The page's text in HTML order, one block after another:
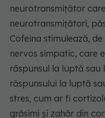
neurotransmițător
neurotransmițători,
Cofeina stimulează,
nervos simpatic, care
răspunsul la luptă sau
răspunsului la luptă
stres, cum ar fi
grăsimi și zahăr din